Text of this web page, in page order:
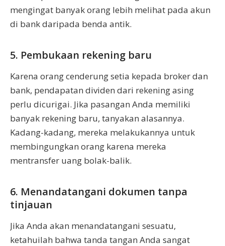
mengingat banyak orang lebih melihat pada akun
di bank daripada benda antik.
5. Pembukaan rekening baru
Karena orang cenderung setia kepada broker dan
bank, pendapatan dividen dari rekening asing
perlu dicurigai. Jika pasangan Anda memiliki
banyak rekening baru, tanyakan alasannya.
Kadang-kadang, mereka melakukannya untuk
membingungkan orang karena mereka
mentransfer uang bolak-balik.
6. Menandatangani dokumen tanpa
tinjauan
Jika Anda akan menandatangani sesuatu,
ketahuilah bahwa tanda tangan Anda sangat